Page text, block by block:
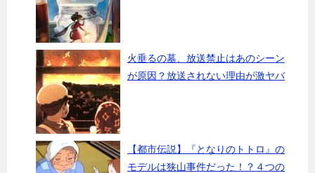
火垂るの墓、放送禁止はあのシーン
が原因？放送されない理由が激ヤバ
【都市伝説】『となりのトトロ』の
モデルは狭山事件だった！？４つの